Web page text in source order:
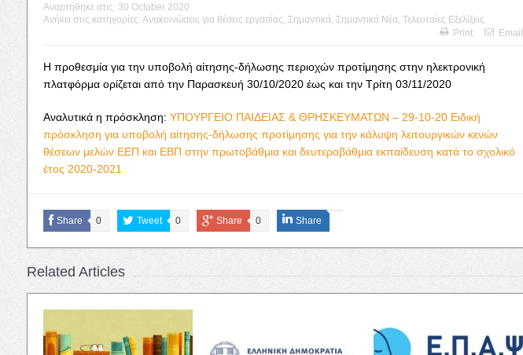
Αναρτήθηκε στις: 30 October 2020
Ανήκει στις κατηγορίες: Ανακοινώσεις για θέσεις εργασίας Σημαντικά Σημαντικά Νέα Τελευταίες Εξελίξεις
Print
Email
Η προθεσμία για την υποβολή αίτησης-δήλωσης περιοχών προτίμησης στην ηλεκτρονική
πλατφόρμα ορίζεται από την Παρασκευή 30/10/2020 έως και την Τρίτη 03/11/2020
Αναλυτικά η πρόσκληση: ΥΠΟΥΡΓΕΙΟ ΠΑΙΔΕΙΑΣ & ΘΡΗΣΚΕΥΜΑΤΩΝ – 29-10-20 Ειδική
πρόσκληση για υποβολή αίτησης-δήλωσης προτίμησης για την κάλυψη λειτουργικών κενών
θέσεων μελών ΕΕΠ και ΕΒΠ στην πρωτοβάθμια και δευτεροβάθμια εκπαίδευση κατά το σχολικό
έτος 2020-2021
Share 0 Tweet 0 Share 0 Share
Related Articles